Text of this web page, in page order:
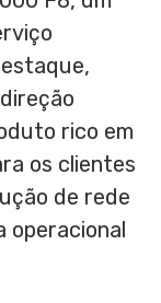
rico em
os clientes
de rede
operacional